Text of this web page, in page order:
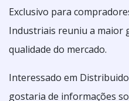
Exclusivo para
Industriais reuniu a maior
qualidade do mercado.
Interessado em
gostaria de informações